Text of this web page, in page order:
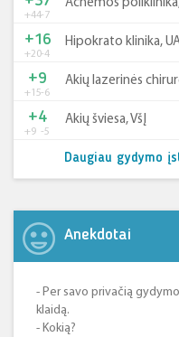
+44-7
Achemos
+20-4
+16 Hipokrato klinika,
+15-6
+9 Akių lazerinės
+9 -5
+4 Akių šviesa, VšĮ
Daugiau gydymo
Anekdotai
- Per savo privačią
klaidą.
- Kokią?